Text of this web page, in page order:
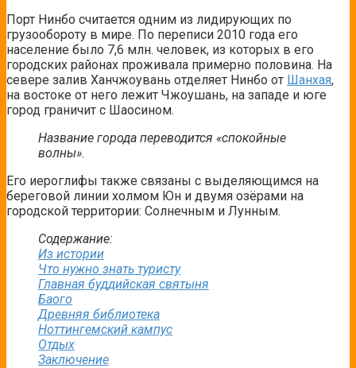
Порт Нинбо считается одним из лидирующих по
грузообороту в мире. По переписи 2010 года его
население было 7,6 млн. человек, из которых в его
городских районах проживала примерно половина. На
севере залив Ханчжоувань отделяет Нинбо от Шанхая,
на востоке от него лежит Чжоушань, на западе и юге
город граничит с Шаосином.
Название города переводится «спокойные
волны».
Его иероглифы также связаны с выделяющимся на
береговой линии холмом Юн и двумя озёрами на
городской территории: Солнечным и Лунным.
Содержание:
Из истории
Что нужно знать туристу
Главная буддийская святыня
Баого
Древняя библиотека
Ноттингемский кампус
Отдых
Заключение